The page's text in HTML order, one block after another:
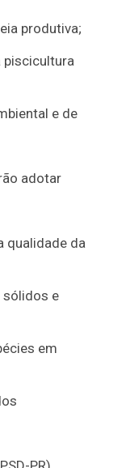
produtiva;
piscicultura
e de
adotar
qualidade da
sólidos e
em